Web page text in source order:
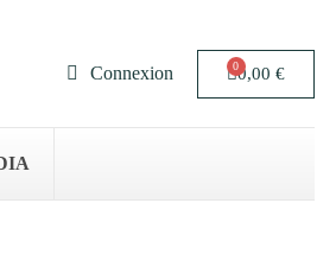
Connexion 0,00 €